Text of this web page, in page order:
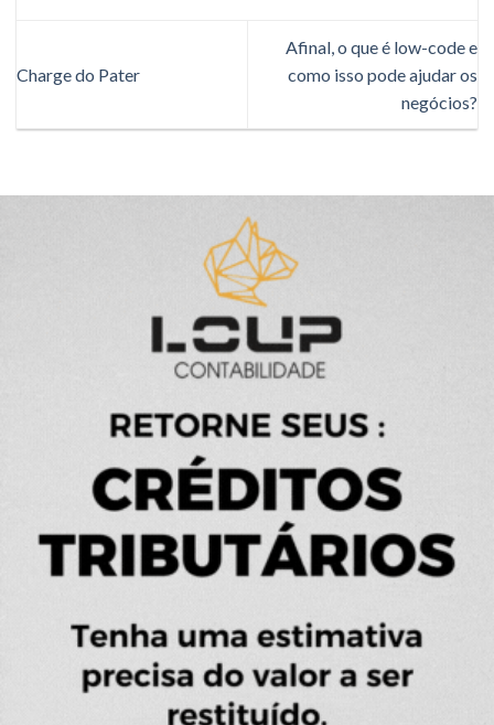
Charge do Pater
Afinal, o que é low-code e
como isso pode ajudar os
negócios?